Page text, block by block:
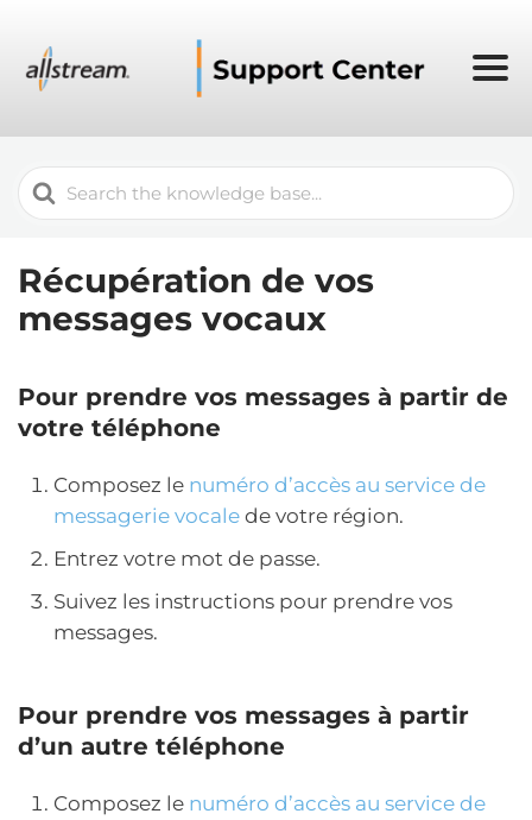
Search
For
Récupération de vos
messages vocaux
Pour prendre vos messages à partir de
votre téléphone
Composez le numéro d’accès au service de
messagerie vocale de votre région.
Entrez votre mot de passe.
Suivez les instructions pour prendre vos
messages.
Pour prendre vos messages à partir
d’un autre téléphone
Composez le numéro d’accès au service de